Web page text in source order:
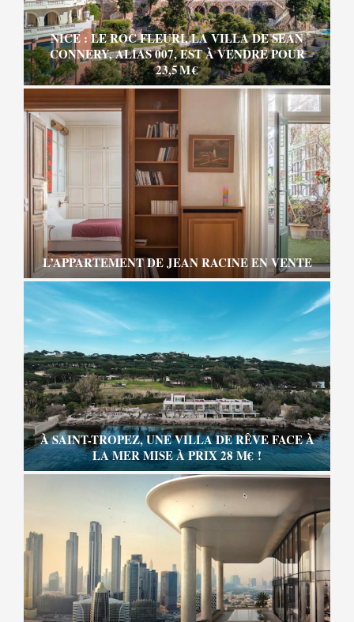
NICE : LE ROC FLEURI, LA VILLA DE SEAN
CONNERY, ALIAS 007, EST À VENDRE POUR
23,5 M €
L’APPARTEMENT DE JEAN RACINE EN VENTE
À SAINT-TROPEZ, UNE VILLA DE RÊVE FACE À
LA MER MISE À PRIX 28 M€ !